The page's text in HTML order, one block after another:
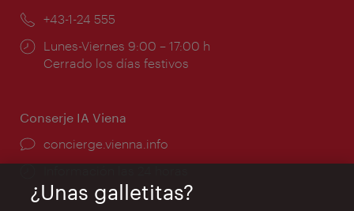
Teléfono:
+43-1-24 555
Horarios
de
Lunes-Viernes 9:00 – 17:00 h
Cerrado los días festivos
Conserje IA Viena
concierge.vienna.info
¿Unas galletitas?